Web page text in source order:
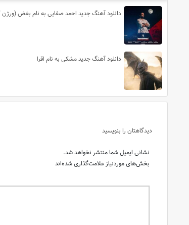
دانلود آهنگ جدید احمد صفایی به نام بغض (ورژن
دانلود آهنگ جدید مشکی به نام اقرا
دیدگاهتان را بنویسید
نشانی ایمیل شما منتشر نخواهد شد.
بخش‌های موردنیاز علامت‌گذاری شده‌اند